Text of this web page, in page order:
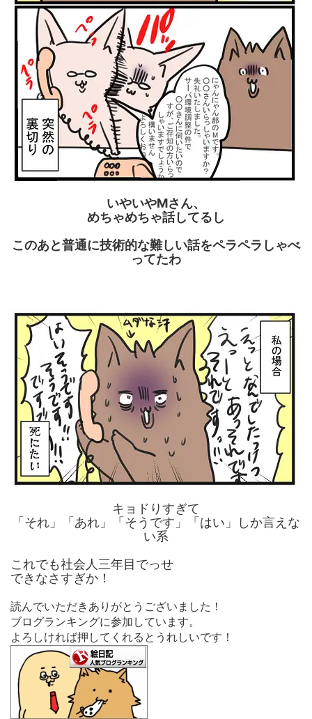
いやいやMさん、
めちゃめちゃ話してるし
このあと普通に技術的な難しい話をペラペラしゃべ
ってたわ
キョドりすぎて
「それ」「あれ」「そうです」「はい」しか言えな
い系
これでも社会人三年目でっせ
できなさすぎか！
読んでいただきありがとうございました！
ブログランキングに参加しています。
よろしければ押してくれるとうれしいです！